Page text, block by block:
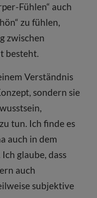
Fühlen“ auch
zu fühlen,
zwischen
besteht.
Verständnis
sondern sie
tun. Ich finde es
auch in dem
glaube, dass
auch
subjektive